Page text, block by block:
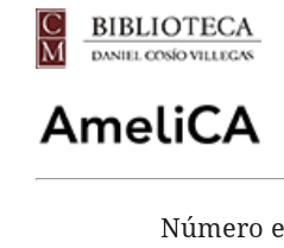
Número